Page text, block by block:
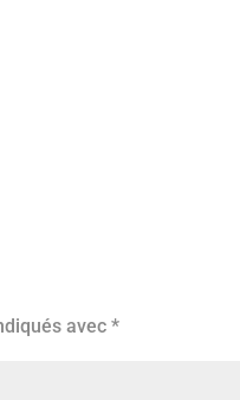
avec*